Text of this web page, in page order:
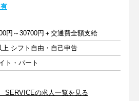
円～30700円＋交通費全額支給
上 シフト自由・自己申告
ト・パート
の求人一覧を見る